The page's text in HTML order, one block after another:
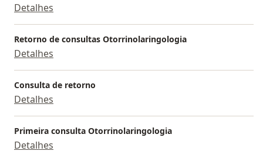
Detalhes
Retorno de consultas Otorrinolaringologia
Detalhes
Consulta de retorno
Detalhes
Primeira consulta Otorrinolaringologia
Detalhes